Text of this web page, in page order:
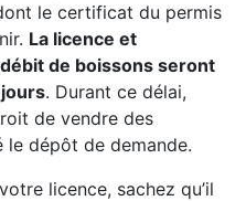
le certificat du permis
La licence et
de boissons seront
. Durant ce délai,
de vendre des
le dépôt de demande.
licence, sachez qu’il